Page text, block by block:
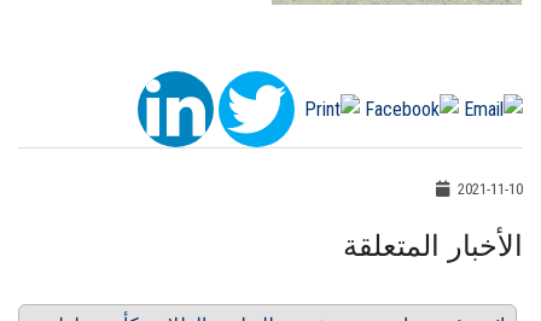
2021-11-10
الأخبار المتعلقة